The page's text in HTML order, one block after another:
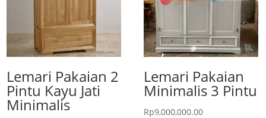
Lemari Pakaian 2
Pintu Kayu Jati
Minimalis
Lemari Pakaian
Minimalis 3 Pintu
Rp9,000,000.00